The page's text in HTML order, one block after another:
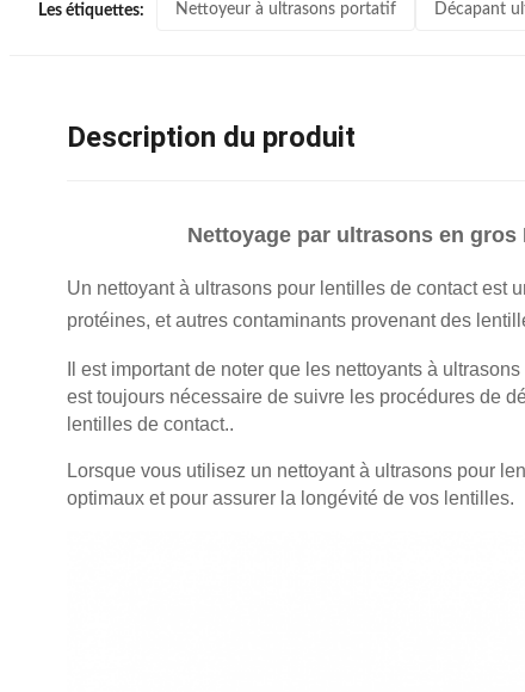
Les étiquettes: Nettoyeur à ultrasons portatif Décapant
Description du produit
Nettoyage par ultrasons en
Un nettoyant à ultrasons pour lentilles de contact est
protéines, et autres contaminants provenant des
Il est important de noter que les nettoyants à
est toujours nécessaire de suivre les procédures de
lentilles de contact..
Lorsque vous utilisez un nettoyant à ultrasons pour
optimaux et pour assurer la longévité de vos lentilles.